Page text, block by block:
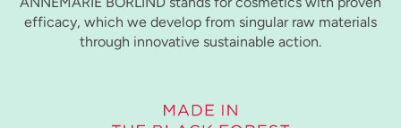
efficacy, which we develop from singular raw materials
through innovative sustainable action.